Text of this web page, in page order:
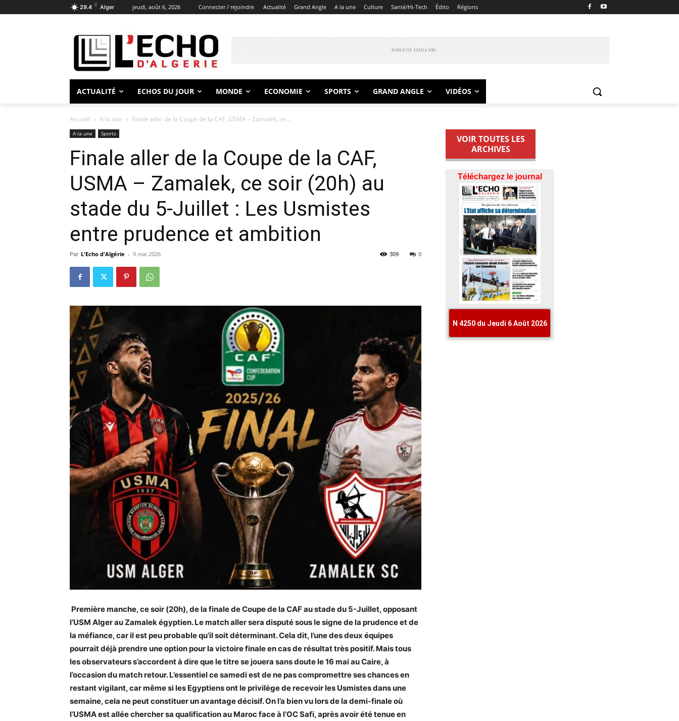
29.4 C Alger jeudi, août 6, 2026 Connecter / rejoindre Actualité Grand Angle A la une Culture Santé/Hi-Tech Édito Régions
ACTUALITÉ ECHOS DU JOUR MONDE ECONOMIE SPORTS GRAND ANGLE VIDÉOS
Accueil A la une Finale aller de la Coupe de la CAF, USMA – Zamalek, ce...
A la une Sports
Finale aller de la Coupe de la CAF,
USMA – Zamalek, ce soir (20h) au
stade du 5-Juillet : Les Usmistes
entre prudence et ambition
Par L'Echo d'Algérie - 9 mai 2026 0
309
Première manche, ce soir (20h), de la finale de Coupe de la CAF au stade du 5-Juillet, opposant
l’USM Alger au Zamalek égyptien. Le match aller sera disputé sous le signe de la prudence et de
la méfiance, car il est peu probable qu’il soit déterminant. Cela dit, l’une des deux équipes
pourrait déjà prendre une option pour la victoire finale en cas de résultat très positif. Mais tous
les observateurs s’accordent à dire que le titre se jouera sans doute le 16 mai au Caire, à
l’occasion du match retour. L’essentiel ce samedi est de ne pas compromettre ses chances en
restant vigilant, car même si les Egyptiens ont le privilège de recevoir les Usmistes dans une
semaine, cela ne peut constituer un avantage décisif. On l’a bien vu lors de la demi-finale où
l’USMA est allée chercher sa qualification au Maroc face à l’OC Safi, après avoir été tenue en
VOIR TOUTES LES
ARCHIVES